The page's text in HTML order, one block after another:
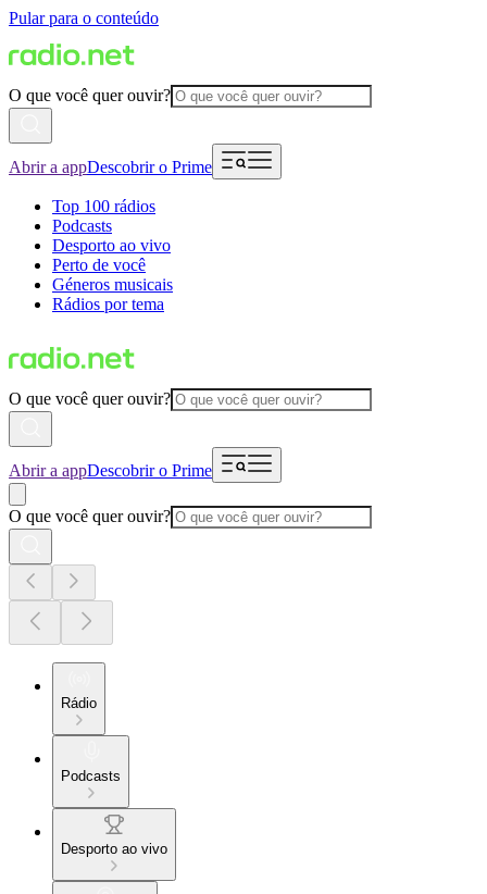
Pular para o conteúdo
O que você quer ouvir?
Abrir a appDescobrir o Prime
Top 100 rádios
Podcasts
Desporto ao vivo
Perto de você
Géneros musicais
Rádios por tema
O que você quer ouvir?
Abrir a appDescobrir o Prime
O que você quer ouvir?
Rádio
Podcasts
Desporto ao vivo